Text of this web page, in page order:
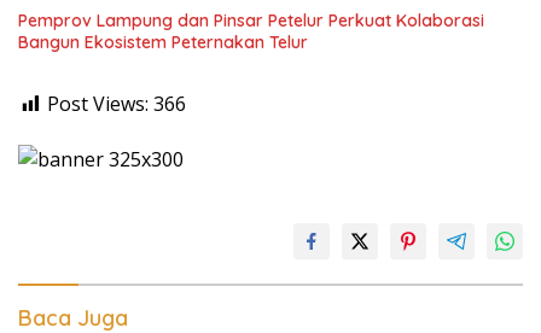
Pemprov Lampung dan Pinsar Petelur Perkuat Kolaborasi
Bangun Ekosistem Peternakan Telur
Post Views: 366
Baca Juga